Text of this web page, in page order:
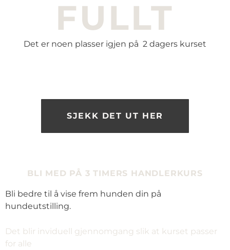
FULLT
Det er noen plasser igjen på 2 dagers kurset
SJEKK DET UT HER
BLI MED PÅ 3 TIMERS HANDLERKURS
Bli bedre til å vise frem hunden din på
hundeutstilling.
Det blir inviduell gjennomgang slik at kurset passer
for alle